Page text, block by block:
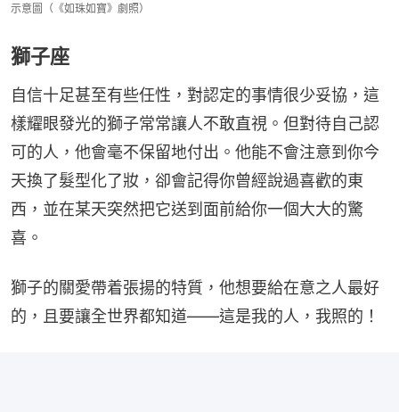
示意圖（《如珠如寶》劇照）
獅子座
自信十足甚至有些任性，對認定的事情很少妥協，這
樣耀眼發光的獅子常常讓人不敢直視。但對待自己認
可的人，他會毫不保留地付出。他能不會注意到你今
天換了髮型化了妝，卻會記得你曾經說過喜歡的東
西，並在某天突然把它送到面前給你一個大大的驚
喜。
獅子的關愛帶着張揚的特質，他想要給在意之人最好
的，且要讓全世界都知道——這是我的人，我照的！